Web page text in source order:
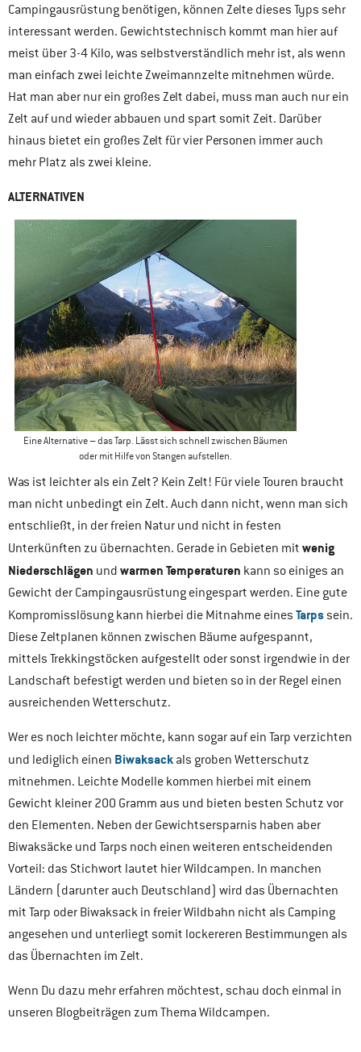
Campingausrüstung benötigen, können Zelte dieses Typs sehr
interessant werden. Gewichtstechnisch kommt man hier auf
meist über 3-4 Kilo, was selbstverständlich mehr ist, als wenn
man einfach zwei leichte Zweimannzelte mitnehmen würde.
Hat man aber nur ein großes Zelt dabei, muss man auch nur ein
Zelt auf und wieder abbauen und spart somit Zeit. Darüber
hinaus bietet ein großes Zelt für vier Personen immer auch
mehr Platz als zwei kleine.
ALTERNATIVEN
Eine Alternative – das Tarp. Lässt sich schnell zwischen Bäumen
oder mit Hilfe von Stangen aufstellen.
Was ist leichter als ein Zelt? Kein Zelt! Für viele Touren braucht
man nicht unbedingt ein Zelt. Auch dann nicht, wenn man sich
entschließt, in der freien Natur und nicht in festen
Unterkünften zu übernachten. Gerade in Gebieten mit wenig
Niederschlägen und warmen Temperaturen kann so einiges an
Gewicht der Campingausrüstung eingespart werden. Eine gute
Kompromisslösung kann hierbei die Mitnahme eines Tarpssein.
Diese Zeltplanen können zwischen Bäume aufgespannt,
mittels Trekkingstöcken aufgestellt oder sonst irgendwie in der
Landschaft befestigt werden und bieten so in der Regel einen
ausreichenden Wetterschutz.
Wer es noch leichter möchte, kann sogar auf ein Tarp verzichten
und lediglich einen Biwaksack als groben Wetterschutz
mitnehmen. Leichte Modelle kommen hierbei mit einem
Gewicht kleiner 200 Gramm aus und bieten besten Schutz vor
den Elementen. Neben der Gewichtsersparnis haben aber
Biwaksäcke und Tarps noch einen weiteren entscheidenden
Vorteil: das Stichwort lautet hier Wildcampen. In manchen
Ländern (darunter auch Deutschland) wird das Übernachten
mit Tarp oder Biwaksack in freier Wildbahn nicht als Camping
angesehen und unterliegt somit lockereren Bestimmungen als
das Übernachten im Zelt.
Wenn Du dazu mehr erfahren möchtest, schau doch einmal in
unseren Blogbeiträgen zum Thema Wildcampen.